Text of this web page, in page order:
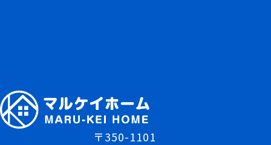
〒350-1101